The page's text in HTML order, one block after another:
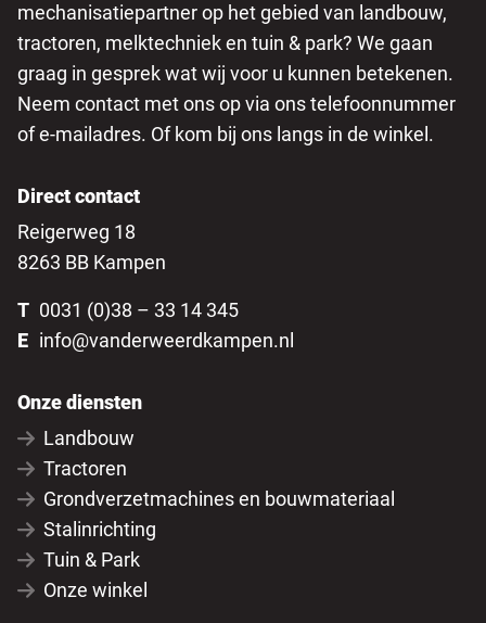
mechanisatiepartner op het gebied van landbouw,
tractoren, melktechniek en tuin & park? We gaan
graag in gesprek wat wij voor u kunnen betekenen.
Neem contact met ons op via ons telefoonnummer
of e-mailadres. Of kom bij ons langs in de winkel.
Direct contact
Reigerweg 18
8263 BB Kampen
T 0031 (0)38 – 33 14 345
E info@vanderweerdkampen.nl
Onze diensten
Landbouw
Tractoren
Grondverzetmachines en bouwmateriaal
Stalinrichting
Tuin & Park
Onze winkel